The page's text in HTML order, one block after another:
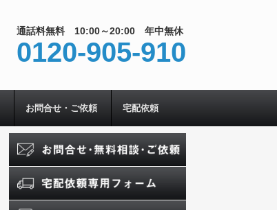
通話料無料 10:00～20:00 年中無休
0120-905-910
お問合せ・ご依頼 宅配依頼